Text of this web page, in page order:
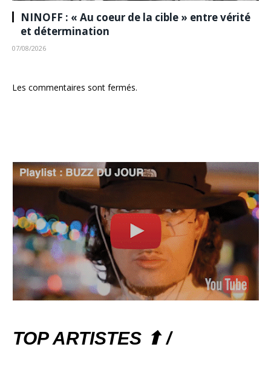
NINOFF : « Au coeur de la cible » entre vérité
et détermination
07/08/2026
Les commentaires sont fermés.
TOP ARTISTES ⬆ /